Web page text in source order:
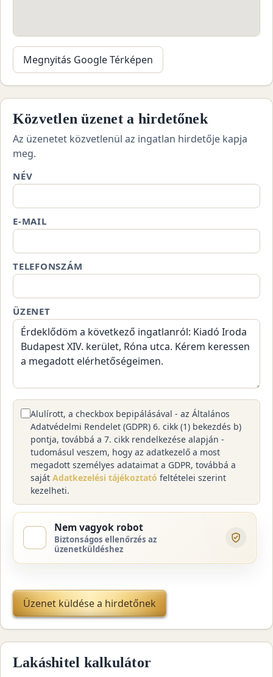
Megnyitás Google Térképen
Közvetlen üzenet a hirdetőnek
Az üzenetet közvetlenül az ingatlan hirdetője kapja
meg.
NÉV
E-MAIL
TELEFONSZÁM
ÜZENET
Alulírott, a checkbox bepipálásával - az Általános
Adatvédelmi Rendelet (GDPR) 6. cikk (1) bekezdés b)
pontja, továbbá a 7. cikk rendelkezése alapján -
tudomásul veszem, hogy az adatkezelő a most
megadott személyes adataimat a GDPR, továbbá a
saját Adatkezelési tájékoztató feltételei szerint
kezelheti.
Nem vagyok robot
Biztonságos ellenőrzés az
üzenetküldéshez
Üzenet küldése a hirdetőnek
Lakáshitel kalkulátor